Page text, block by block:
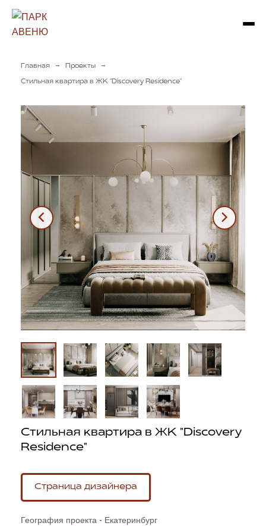
Главная → Проекты →
Стильная квартира в ЖК "Discovery Residence"
Стильная квартира в ЖК "Discovery
Residence"
Страница дизайнера
География проекта - Екатеринбург